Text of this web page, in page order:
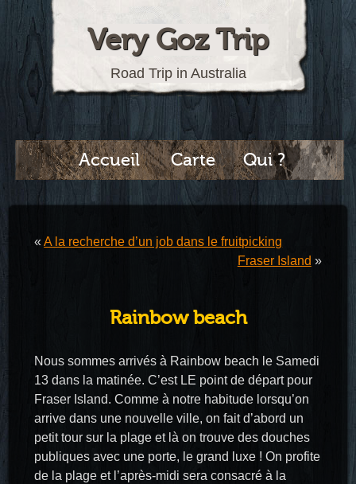
Very Goz Trip
Road Trip in Australia
Accueil Carte Qui ?
«A la recherche d’un job dans le fruitpicking
Fraser Island »
Rainbow beach
Nous sommes arrivés à Rainbow beach le Samedi
13 dans la matinée. C’est LE point de départ pour
Fraser Island. Comme à notre habitude lorsqu’on
arrive dans une nouvelle ville, on fait d’abord un
petit tour sur la plage et là on trouve des douches
publiques avec une porte, le grand luxe ! On profite
de la plage et l’après-midi sera consacré à la